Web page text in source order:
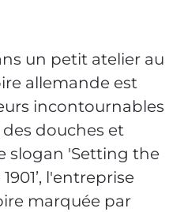
un petit atelier au
allemande est
incontournables
douches et
slogan 'Setting the
l'entreprise
marquée par